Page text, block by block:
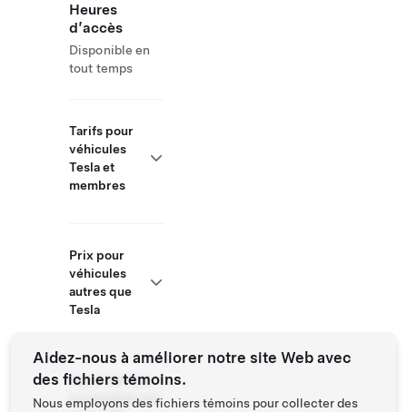
Heures
d’accès
Disponible en
tout temps
Tarifs pour
véhicules
Tesla et
membres
Prix pour
véhicules
autres que
Tesla
Superchargeurs
accessibles aux
Aidez-nous à améliorer notre site Web avec
des fichiers témoins.
Nous employons des fichiers témoins pour collecter des